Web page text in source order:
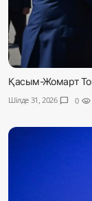
Қасым-Жомарт
Шілде 31, 2026 chat_bubble 0 visibility